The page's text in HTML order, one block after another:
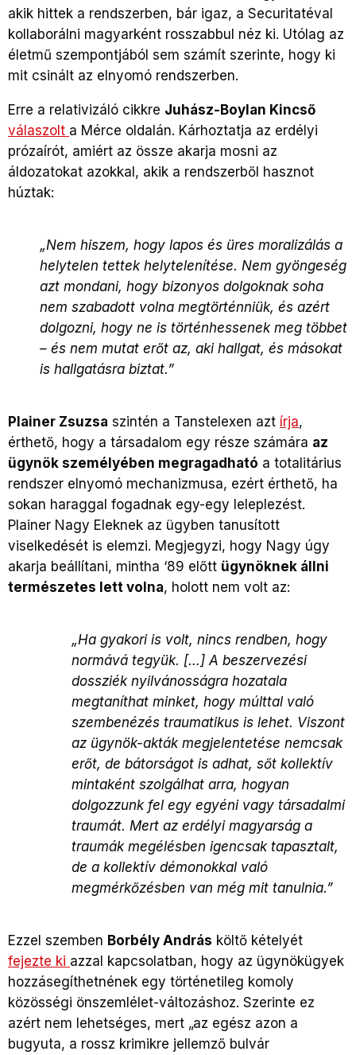
akik hittek a rendszerben, bár igaz, a Securitatéval
kollaborálni magyarként rosszabbul néz ki. Utólag az
életmű szempontjából sem számít szerinte, hogy ki
mit csinált az elnyomó rendszerben.
Erre a relativizáló cikkre Juhász-Boylan Kincső
válaszolt a Mérce oldalán. Kárhoztatja az erdélyi
prózaírót, amiért az össze akarja mosni az
áldozatokat azokkal, akik a rendszerből hasznot
húztak:
„Nem hiszem, hogy lapos és üres moralizálás a
helytelen tettek helytelenítése. Nem gyöngeség
azt mondani, hogy bizonyos dolgoknak soha
nem szabadott volna megtörténniük, és azért
dolgozni, hogy ne is történhessenek meg többet
– és nem mutat erőt az, aki hallgat, és másokat
is hallgatásra biztat.”
Plainer Zsuzsa szintén a Tanstelexen azt írja,
érthető, hogy a társadalom egy része számára az
ügynök személyében megragadható a totalitárius
rendszer elnyomó mechanizmusa, ezért érthető, ha
sokan haraggal fogadnak egy-egy leleplezést.
Plainer Nagy Eleknek az ügyben tanusított
viselkedését is elemzi. Megjegyzi, hogy Nagy úgy
akarja beállítani, mintha ‘89 előtt ügynöknek állni
természetes lett volna, holott nem volt az:
„Ha gyakori is volt, nincs rendben, hogy
normává tegyük. […] A beszervezési
dossziék nyilvánosságra hozatala
megtaníthat minket, hogy múlttal való
szembenézés traumatikus is lehet. Viszont
az ügynök-akták megjelentetése nemcsak
erőt, de bátorságot is adhat, sőt kollektív
mintaként szolgálhat arra, hogyan
dolgozzunk fel egy egyéni vagy társadalmi
traumát. Mert az erdélyi magyarság a
traumák megélésben igencsak tapasztalt,
de a kollektív démonokkal való
megmérkőzésben van még mit tanulnia.”
Ezzel szemben Borbély András költő kételyét
fejezte ki azzal kapcsolatban, hogy az ügynökügyek
hozzásegíthetnének egy történetileg komoly
közösségi önszemlélet-változáshoz. Szerinte ez
azért nem lehetséges, mert „az egész azon a
bugyuta, a rossz krimikre jellemző bulvár